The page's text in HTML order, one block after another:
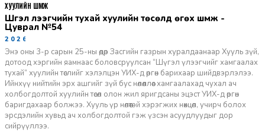
Шүгэл үлээгчийн тухай хуулийн төсөлд өгөх шүүмж -
Цуврал №54
2026-07-27
Энэ оны 3-р сарын 25-ны өдөр Засгийн газрын хуралдаанаар Хууль зүй,
дотоод хэргийн яамнаас боловсруулсан “Шүгэл үлээгчийг хамгаалах
тухай” хуулийн төслийг хэлэлцэн УИХ-д өргөн барихаар шийдвэрлэлээ.
Ийнхүү нийтийн эрх ашгийг зүй бус нөлөөллөөс хамгаалахад чухал ач
холбогдолтой хуулийн төсөл олон жил яригдсаны эцэст УИХ-д өргөн
баригдахаар болжээ. Хууль үр нөлөөтэй хэрэгжих нөхцөл, учирч болох
эрсдэлийн хувьд ач холбогдолтой гэж үзсэн асуудлуудыг дор
сийрүүллээ.
ХУУЛИЙН ШҮҮМЖ